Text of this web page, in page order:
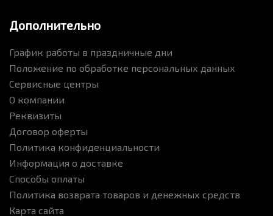
Дополнительно
График работы в праздничные дни
Положение по обработке персональных данных
Сервисные центры
О компании
Реквизиты
Договор оферты
Политика конфиденциальности
Информация о доставке
Способы оплаты
Политика возврата товаров и денежных средств
Карта сайта